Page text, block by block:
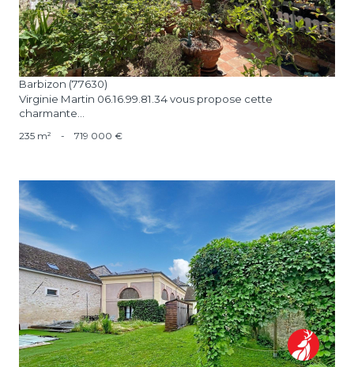
Barbizon (77630)
Virginie Martin 06.16.99.81.34 vous propose cette
charmante...
235 m² - 719 000 €
voir le bien